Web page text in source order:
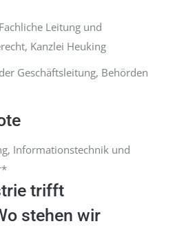
Leitung und
Kanzlei Heuking
Geschäftsleitung, Behörden
Informationstechnik und
trifft
stehen wir